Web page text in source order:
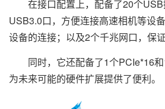
在接口配置上，配备了20个USB
USB3.0口，方便连接高速相机等设
设备的连接；以及2个千兆网口，保
同时，它还配备了1个PCIe*16和
为未来可能的硬件扩展提供了便利。